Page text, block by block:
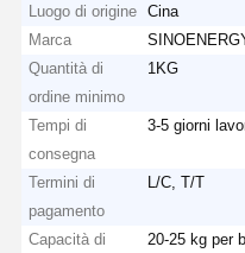
Luogo di origine
Cina
Marca
Quantità di
ordine minimo
1KG
Tempi di
consegna
3-5 giorni
Termini di
pagamento
L/C, T/T
Capacità di
20-25 kg per